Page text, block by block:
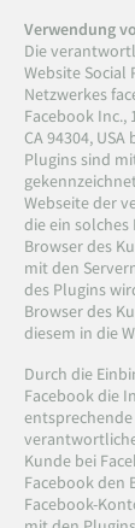
Verwendung
Die
Website Social
Netzwerkes
Facebook Inc.,
CA 94304,
Plugins sind
Webseite der
die ein
Browser des
mit den
des Plugins
Browser des
diesem in die
Durch die
Facebook die
Kunde bei
Facebook den
Facebook-